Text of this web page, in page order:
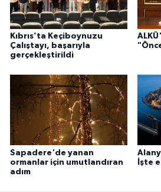
Kıbrıs’ta Keçiboynuzu
Çalıştayı, başarıyla
gerçekleştirildi
Sapadere'de yanan
ormanlar için umutlandıran
adım
İşte